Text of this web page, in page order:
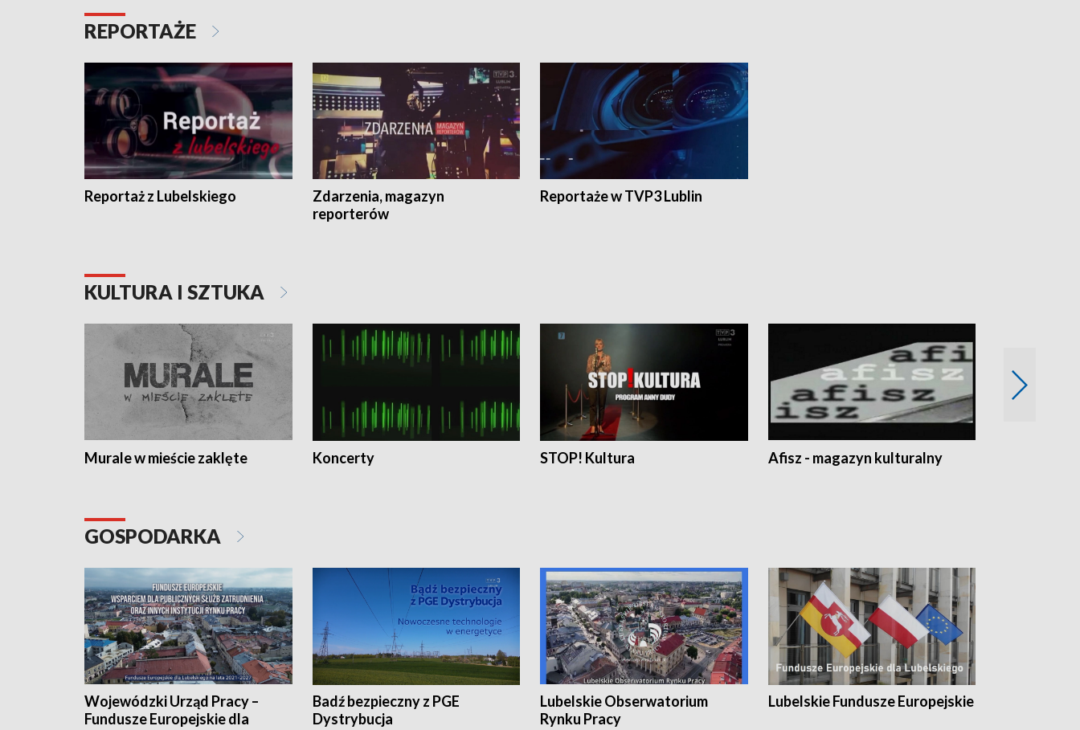
REPORTAŻE
Reportaż z Lubelskiego
Zdarzenia, magazyn
reporterów
Reportaże w TVP3 Lublin
KULTURA I SZTUKA
Murale w mieście zaklęte Koncerty STOP! Kultura Afisz - magazyn kulturalny
GOSPODARKA
Wojewódzki Urząd Pracy –
Fundusze Europejskie dla
Badź bezpieczny z PGE
Dystrybucja
Lubelskie Obserwatorium
Rynku Pracy
Lubelskie Fundusze Europejskie